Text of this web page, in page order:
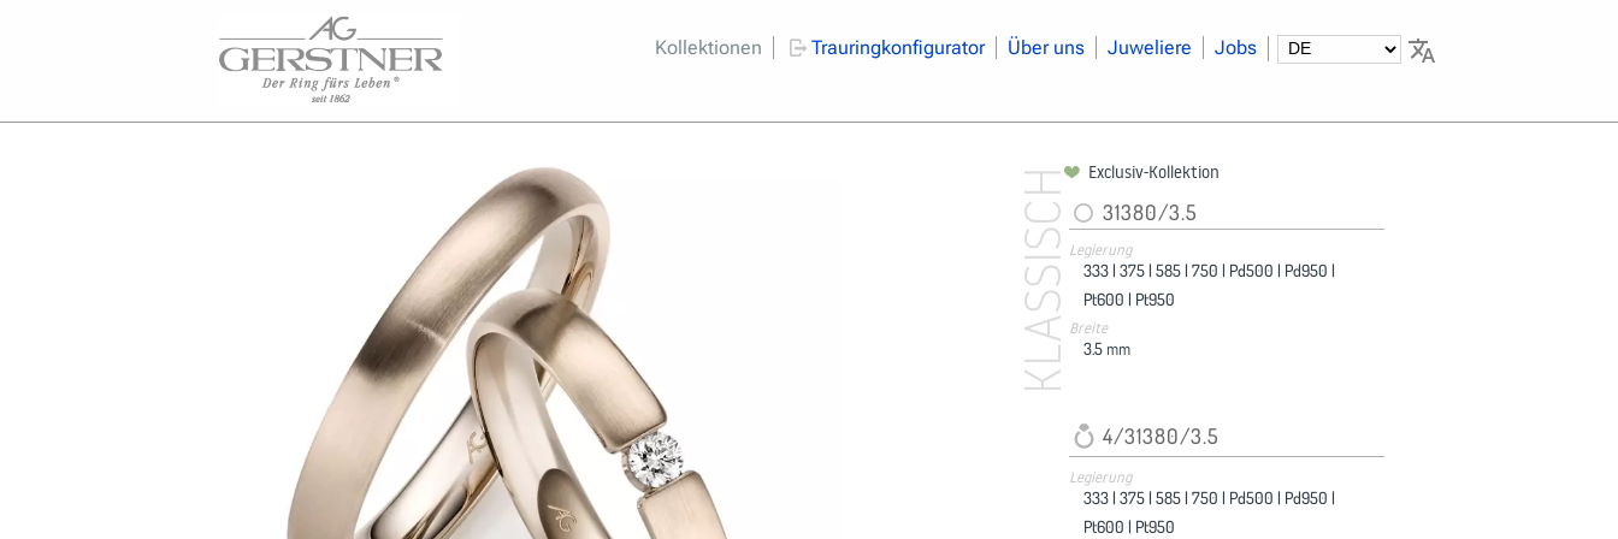
Kollektionen Trauringkonfigurator Über uns Juweliere Jobs
KLASSISCH Exclusiv-Kollektion
31380/3.5
Legierung
333 | 375 | 585 | 750 | Pd500 | Pd950 |
Pt600 | Pt950
Breite
3.5 mm
4/31380/3.5
Legierung
333 | 375 | 585 | 750 | Pd500 | Pd950 |
Pt600 | Pt950